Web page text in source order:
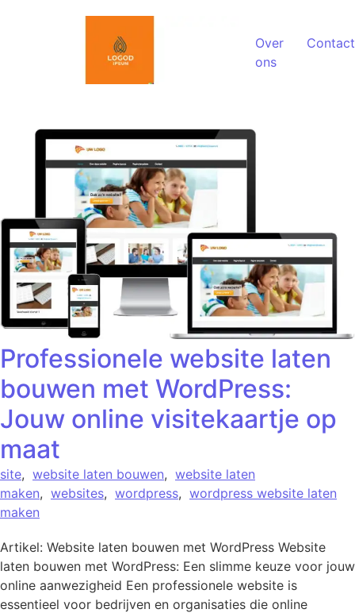
Over
ons
Contact
Professionele website laten
bouwen met WordPress:
Jouw online visitekaartje op
maat
site, website laten bouwen, website laten
maken, websites, wordpress, wordpress website laten
maken
Artikel: Website laten bouwen met WordPress Website
laten bouwen met WordPress: Een slimme keuze voor jouw
online aanwezigheid Een professionele website is
essentieel voor bedrijven en organisaties die online